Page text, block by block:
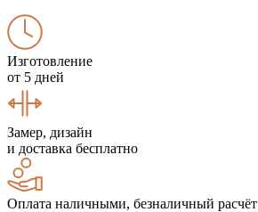
Изготовление
от 5 дней
Замер, дизайн
и доставка бесплатно
Оплата наличными, безналичный расчёт